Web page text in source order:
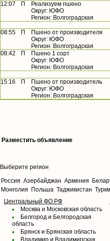
12:07 П
Реализуем пшено
Округ: ЮФО
Регион: Волгоградская
08:55 П
Пшено от производителя
Округ: ЮФО
Регион: Волгоградская
08:42
П
Пшено 1 сорт
Округ: ЮФО
Регион: Волгоградская
15:16 П
Пшено от производитель
Округ: ЮФО
Регион: Волгоградская
Разместить объявление
Выберите регион
Россия Азербайджан Армения
Монголия
Польша Таджикистан
Центральный ФО РФ
Москва и Московская область
Белгород и Белгородская
область
Брянск и Брянская область
Владимир и Владимирская